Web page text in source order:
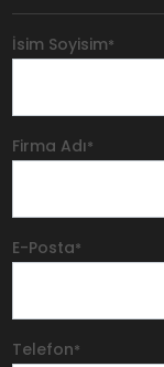
İsim Soyisim*
Firma Adı*
E-Posta*
Telefon*